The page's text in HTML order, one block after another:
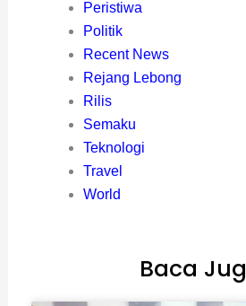
Peristiwa
Politik
Recent News
Rejang Lebong
Rilis
Semaku
Teknologi
Travel
World
Baca